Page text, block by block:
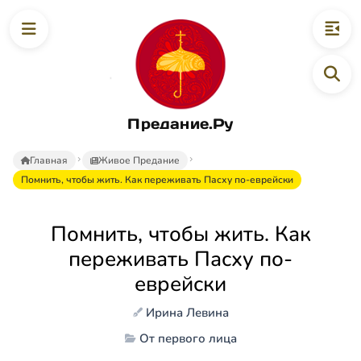
Предание.Ру
Главная
Живое Предание
Помнить, чтобы жить. Как переживать Пасху по-еврейски
Помнить, чтобы жить. Как
переживать Пасху по-
еврейски
Ирина Левина
От первого лица